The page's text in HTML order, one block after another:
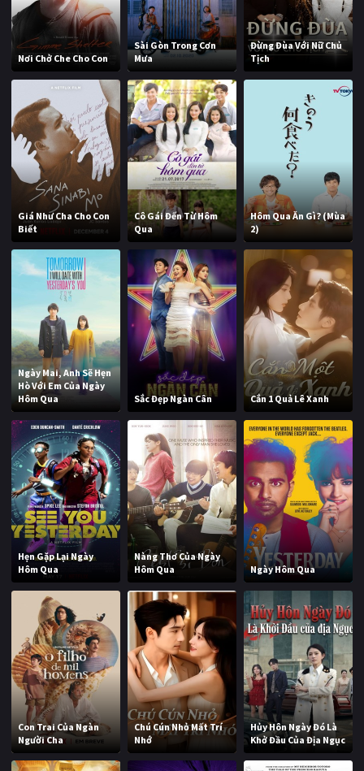
Nơi Chở Che Cho Con
Sài Gòn Trong Cơn
Mưa
Đừng Đùa Với Nữ Chủ
Tịch
Giá Như Cha Cho Con
Biết
Cô Gái Đến Từ Hôm
Qua
Hôm Qua Ăn Gì? (Mùa
2)
Ngày Mai, Anh Sẽ Hẹn
Hò Với Em Của Ngày
Hôm Qua
Sắc Đẹp Ngàn Cân Cắn 1 Quả Lê Xanh
Hẹn Gặp Lại Ngày
Hôm Qua
Nàng Thơ Của Ngày
Hôm Qua
Ngày Hôm Qua
Con Trai Của Ngàn
Người Cha
Chú Cún Nhỏ Mất Trí
Nhớ
Hủy Hôn Ngày Đó Là
Khở Đầu Của Địa Ngục